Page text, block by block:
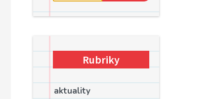
Rubriky
aktuality